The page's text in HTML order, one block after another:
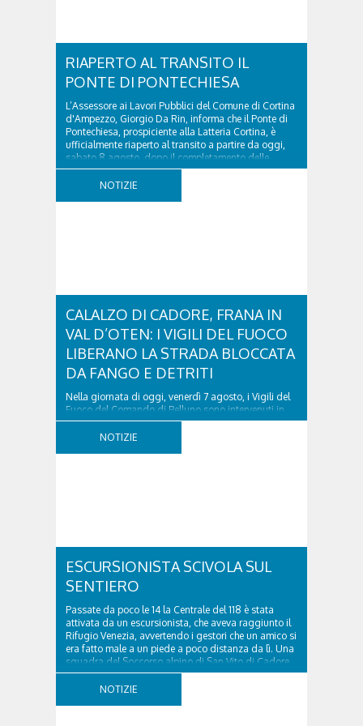
RIAPERTO AL TRANSITO IL
PONTE DI PONTECHIESA
L’Assessore ai Lavori Pubblici del Comune di Cortina
d'Ampezzo, Giorgio Da Rin, informa che il Ponte di
Pontechiesa, prospiciente alla Latteria Cortina, è
ufficialmente riaperto al transito a partire da oggi,
sabato 8 agosto, dopo il completamento delle
verifiche e il positivo collaudo...
NOTIZIE
CALALZO DI CADORE, FRANA IN
VAL D’OTEN: I VIGILI DEL FUOCO
LIBERANO LA STRADA BLOCCATA
DA FANGO E DETRITI
Nella giornata di oggi, venerdì 7 agosto, i Vigili del
Fuoco del Comando di Belluno sono intervenuti in
località Diassa, in Val d’Oten, nel comune di Calalzo
di Cadore, per liberare una strada rimasta bloccata
NOTIZIE
ESCURSIONISTA SCIVOLA SUL
SENTIERO
Passate da poco le 14 la Centrale del 118 è stata
attivata da un escursionista, che aveva raggiunto il
Rifugio Venezia, avvertendo i gestori che un amico si
era fatto male a un piede a poco distanza da lì. Una
squadra del Soccorso alpino di San Vito di Cadore
ha quindi raggiunto l'infortunato...
NOTIZIE